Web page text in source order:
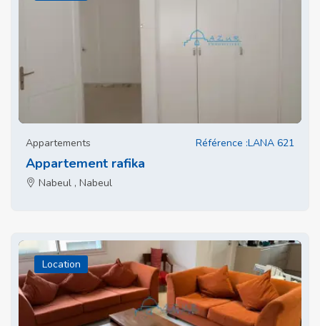
Appartements Référence :LANA 621
Appartement rafika
Nabeul , Nabeul
Location